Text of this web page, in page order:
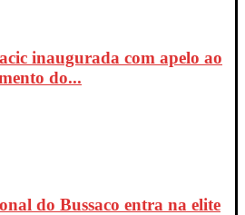
inaugurada com apelo ao
do...
do Bussaco entra na elite